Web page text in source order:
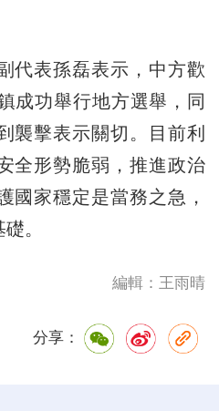
表孫磊表示，中方歡
成功舉行地方選舉，同
襲擊表示關切。目前利
全形勢脆弱，推進政治
國家穩定是當務之急，
。
編輯：王雨晴
分享：